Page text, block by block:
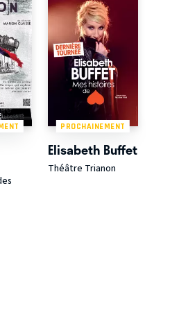
PROCHAINEMENT
Elisabeth Buffet
Théâtre Trianon